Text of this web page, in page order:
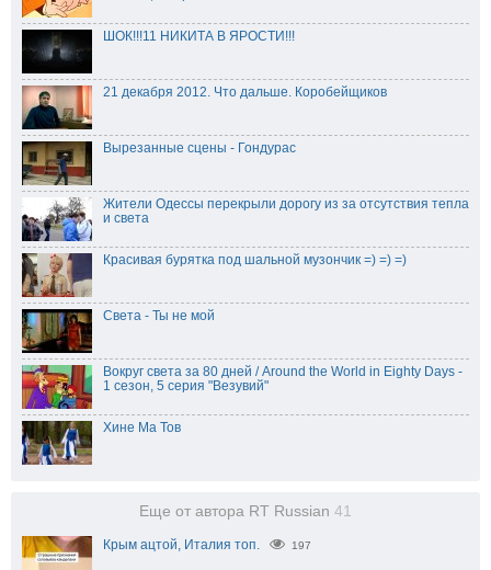
ШОК!!!11 НИКИТА В ЯРОСТИ!!!
21 декабря 2012. Что дальше. Коробейщиков
Вырезанные сцены - Гондурас
Жители Одессы перекрыли дорогу из за отсутствия тепла
и света
Красивая бурятка под шальной музончик =) =) =)
Света - Ты не мой
Вокруг света за 80 дней / Around the World in Eighty Days -
1 сезон, 5 серия "Везувий"
Хине Ма Тов
Еще от автора RT Russian 41
Крым ацтой, Италия топ. 197